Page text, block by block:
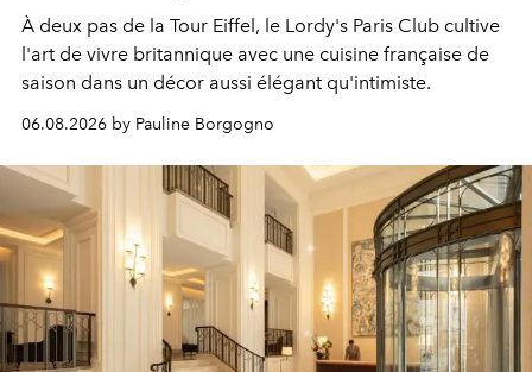
À deux pas de la Tour Eiffel, le Lordy's Paris Club cultive
l'art de vivre britannique avec une cuisine française de
saison dans un décor aussi élégant qu'intimiste.
06.08.2026 by Pauline Borgogno